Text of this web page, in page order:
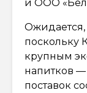
и ООО
Ожидается,
поскольку
крупным
напитков —
поставок